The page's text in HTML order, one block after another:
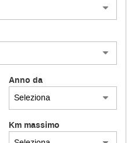
Anno da
Km massimo